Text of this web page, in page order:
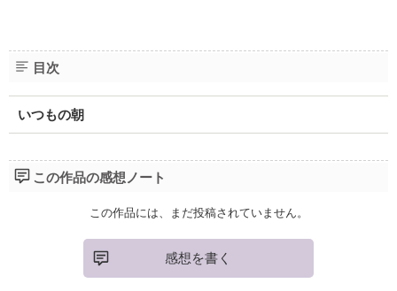
目次
いつもの朝
この作品の感想ノート
この作品には、まだ投稿されていません。
感想を書く